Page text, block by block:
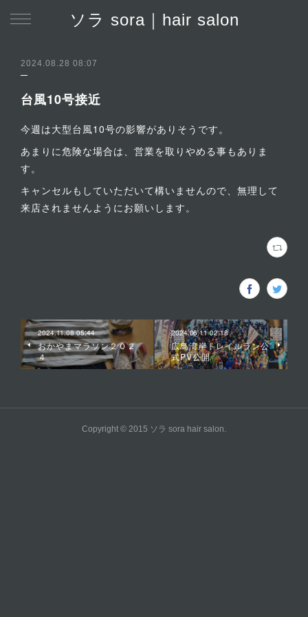
ソラ sora｜hair salon
2024.08.28 08:07
台風10号接近
今週は大型台風10号の影響がありそうです。
あまりに危険な場合は、営業を取りやめる事もありま
す。
キャンセルもしていただいて構いませんので、無理して
来店されませんようにお願いします。
2024.11.08 05:44
おかやまマラソン２０２
４
2024.06.11 02:18
広島湾岸トレイルラン公
式PV公開
Copyright © 2015 ソラ sora hair salon.